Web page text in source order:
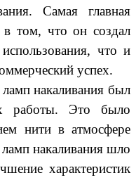
Самая главная
в том, что он создал
что и
успех.
накаливания был
работы. Это было
нити в атмосфере
накаливания шло
характеристик